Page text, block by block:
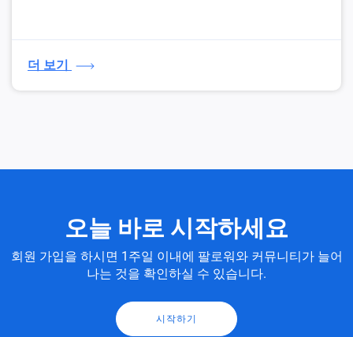
더 보기
오늘 바로 시작하세요
회원 가입을 하시면 1주일 이내에 팔로워와 커뮤니티가 늘어
나는 것을 확인하실 수 있습니다.
시작하기